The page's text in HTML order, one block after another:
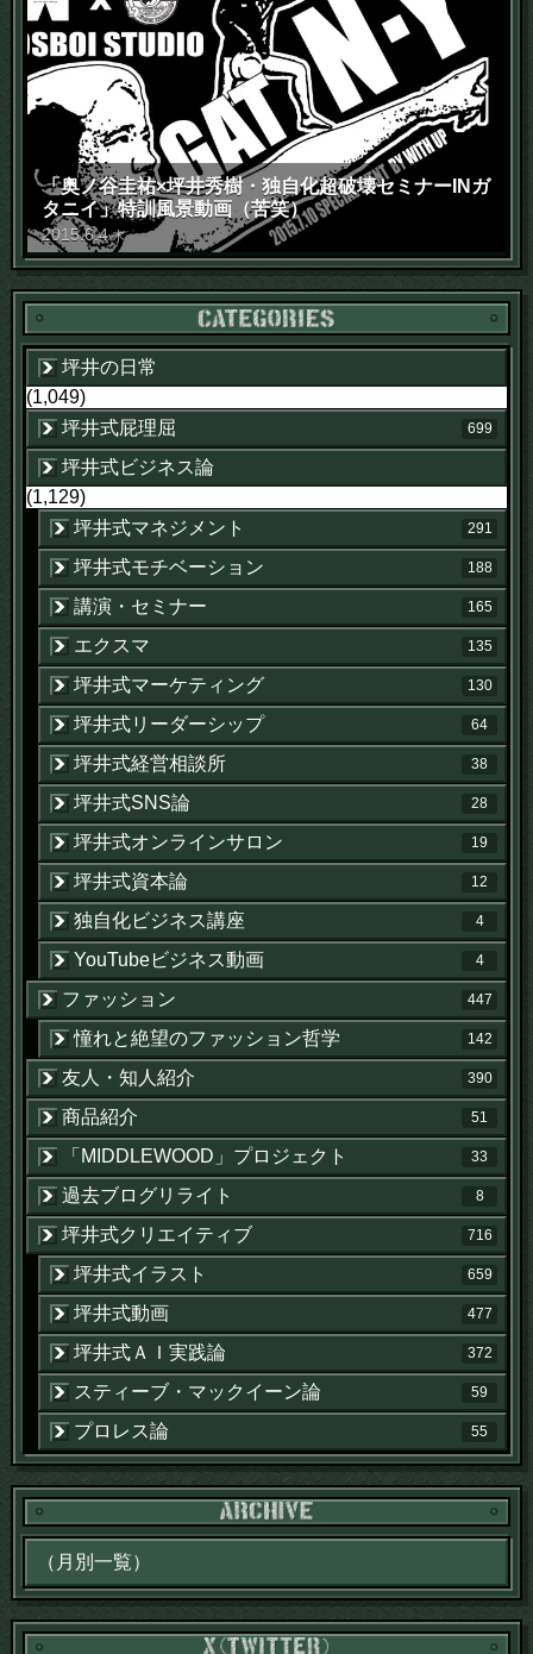
「奥ノ谷圭祐×坪井秀樹・独自化超破壊セミナーINガ
タニイ」特訓風景動画（苦笑）
2015.6.4 木
坪井の日常
(1,049)
坪井式屁理屈
699
坪井式ビジネス論
(1,129)
坪井式マネジメント
291
坪井式モチベーション 188
講演・セミナー 165
エクスマ 135
坪井式マーケティング 130
坪井式リーダーシップ 64
坪井式経営相談所 38
坪井式SNS論 28
坪井式オンラインサロン 19
坪井式資本論 12
独自化ビジネス講座 4
YouTubeビジネス動画 4
ファッション 447
憧れと絶望のファッション哲学 142
友人・知人紹介 390
商品紹介 51
「MIDDLEWOOD」プロジェクト 33
過去ブログリライト 8
坪井式クリエイティブ 716
坪井式イラスト 659
坪井式動画 477
坪井式ＡＩ実践論 372
スティーブ・マックイーン論 59
プロレス論 55